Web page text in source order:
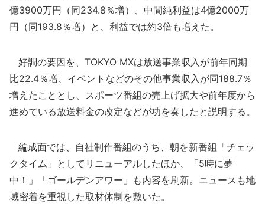
億3900万円（同234.8％増）、中間純利益は4億2000万
円（同193.8％増）と、利益では約3倍も増えた。
好調の要因を、TOKYO MXは放送事業収入が前年同期
比22.4％増、イベントなどのその他事業収入が同188.7％
増えたこととし、スポーツ番組の売上げ拡大や前年度から
進めている放送料金の改定などが功を奏したと説明する。
編成面では、自社制作番組のうち、朝を新番組「チェッ
クタイム」としてリニューアルしたほか、「5時に夢
中！」「ゴールデンアワー」も内容を刷新。ニュースも地
域密着を重視した取材体制を敷いた。